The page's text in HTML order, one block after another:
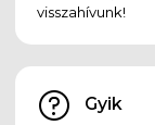
visszahívunk!
Gyik